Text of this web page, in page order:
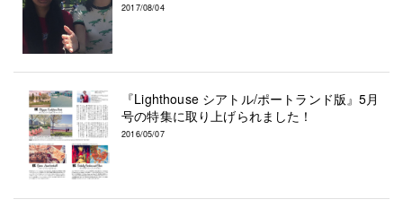
2017/08/04
『Lighthouse シアトル/ポートランド版』5月
号の特集に取り上げられました！
2016/05/07